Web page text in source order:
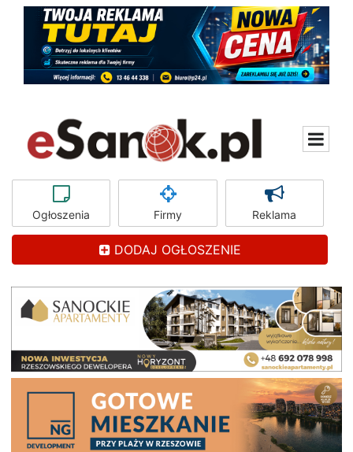
Ogłoszenia Firmy Reklama
DODAJ OGŁOSZENIE